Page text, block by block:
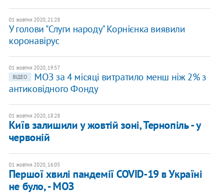
01 жовтня 2020, 21:28
У голови "Слуги народу" Корнієнка виявили
коронавірус
01 жовтня 2020, 19:57
ВІДЕО
МОЗ за 4 місяці витратило менш ніж 2% з
антиковідного Фонду
01 жовтня 2020, 18:28
Київ залишили у жовтій зоні, Тернопіль - у
червоній
01 жовтня 2020, 16:05
Першої хвилі пандемії COVID-19 в Україні
не було, - МОЗ